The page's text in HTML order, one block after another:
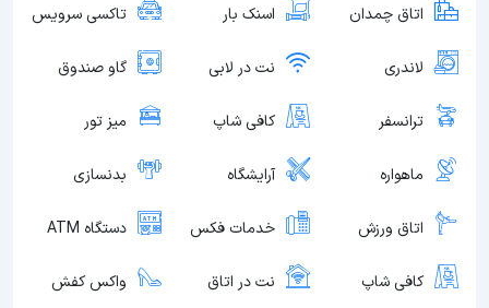
اتاق چمدان اسنک بار تاکسی سرویس
لاندری نت در لابی گاو صندوق
ترانسفر کافی شاپ میز تور
ماهواره آرایشگاه بدنسازی
اتاق ورزش خدمات فکس دستگاه ATM
کافی شاپ نت در اتاق واکس کفش